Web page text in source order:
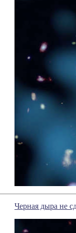
Черная дыра не